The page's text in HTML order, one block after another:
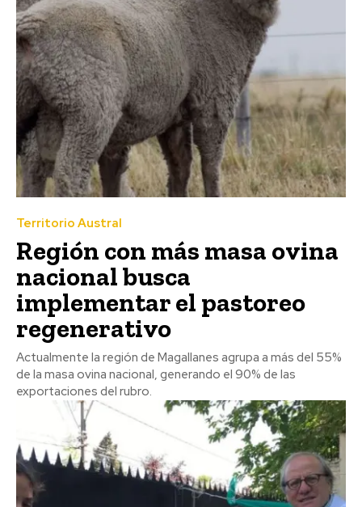
Territorio Austral
Región con más masa ovina
nacional busca
implementar el pastoreo
regenerativo
Actualmente la región de Magallanes agrupa a más del 55%
de la masa ovina nacional, generando el 90% de las
exportaciones del rubro.